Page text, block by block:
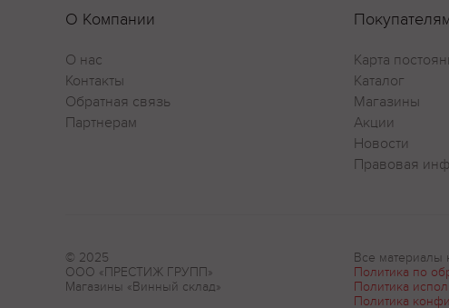
О Компании
О нас
Контакты
Обратная связь
Партнерам
Карта
Каталог
Магазины
Акции
Новости
Правовая
© 2025
ООО «ПРЕСТИЖ ГРУПП»
Магазины «Винный склад»
Все материалы
Политика по
Политика
Политика